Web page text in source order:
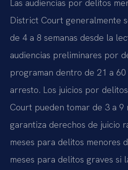
Las audiencias por delitos
District Court generalmente
de 4 a 8 semanas desde la
audiencias preliminares por
programan dentro de 21 a
arresto. Los juicios por
Court pueden tomar de 3 a 9
garantiza derechos de juicio
meses para delitos menores
meses para delitos graves si